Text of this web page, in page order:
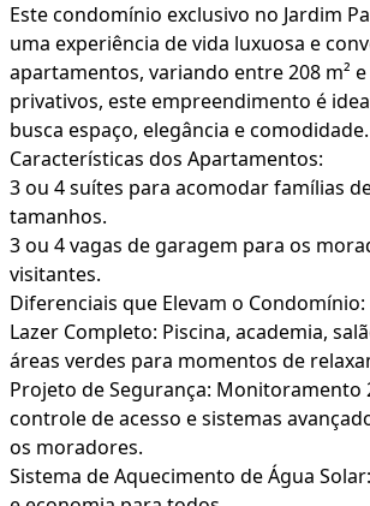
Este condomínio exclusivo no Jardim
uma experiência de vida luxuosa e
apartamentos, variando entre 208 m² e
privativos, este empreendimento é
busca espaço, elegância e comodidade.
Características dos Apartamentos:
3 ou 4 suítes para acomodar famílias
tamanhos.
3 ou 4 vagas de garagem para os
visitantes.
Diferenciais que Elevam o Condomínio:
Lazer Completo: Piscina, academia,
áreas verdes para momentos de
Projeto de Segurança: Monitoramento
controle de acesso e sistemas
os moradores.
Sistema de Aquecimento de Água